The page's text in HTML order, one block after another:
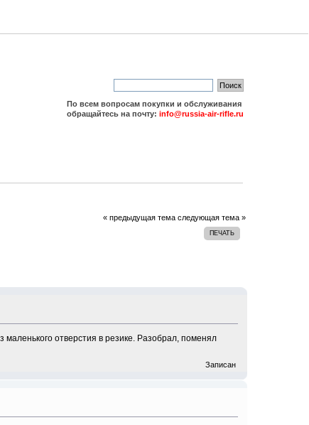
По всем вопросам покупки и обслуживания
обращайтесь на почту: info@russia-air-rifle.ru
« предыдущая тема следующая тема »
ПЕЧАТЬ
маленького отверстия в резике. Разобрал, поменял
Записан